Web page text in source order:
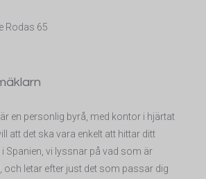
Rodas 65
en personlig byrå, med kontor i hjärtat
att det ska vara enkelt att hittar ditt
Spanien, vi lyssnar på vad som är
och letar efter just det som passar dig